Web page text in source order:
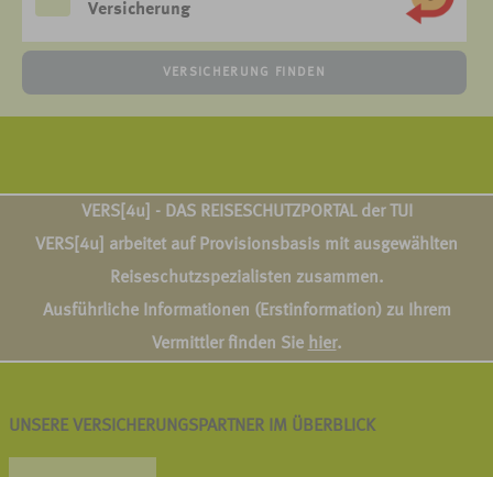
Versicherung
VERSICHERUNG FINDEN
VERS[4u] - DAS REISESCHUTZPORTAL der TUI
VERS[4u] arbeitet auf Provisionsbasis mit ausgewählten
Reiseschutzspezialisten zusammen.
Ausführliche Informationen (Erstinformation) zu Ihrem
Vermittler finden Sie hier.
UNSERE VERSICHERUNGSPARTNER IM ÜBERBLICK